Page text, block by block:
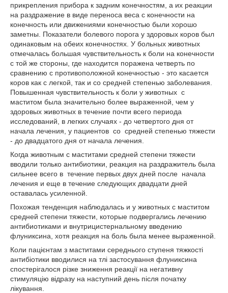
прикрепления прибора к задним конечностям, а их реакции
на раздражение в виде переноса веса с конечности на
конечность или движениями конечностью были хорошо
заметны. Показатели болевого порога у здоровых коров был
одинаковым на обеих конечностях. У больных животных
отмечалась большая чувствительность к боли на конечности
с той же стороны, где находится поражена четверть по
сравнению с противоположной конечностью - это касается
коров как с легкой, так и со средней степенью заболевания.
Повышенная чувствительность к боли у животных с
маститом была значительно более выраженной, чем у
здоровых животных в течение почти всего периода
исследований, в легких случаях - до четвертого дня от
начала лечения, у пациентов со средней степенью тяжести
- до двадцатого дня от начала лечения.
Когда животным с маститами средней степени тяжести
вводили только антибиотики, реакция на раздражитель была
сильнее всего в течение первых двух дней после начала
лечения и еще в течение следующих двадцати дней
оставалась усиленной.
Похожая тенденция наблюдалась и у животных с маститом
средней степени тяжести, которыe подвергались лечению
антибиотиками и внутрицистернальному введению
флуниксина, хотя реакция на боль была менее выраженной.
Коли пацієнтам з маститами середнього ступеня тяжкості
антибіотики вводилися на тлі застосування флуниксина
спостерігалося різке зниження реакції на негативну
стимуляцію відразу на наступний день після початку
лікування.